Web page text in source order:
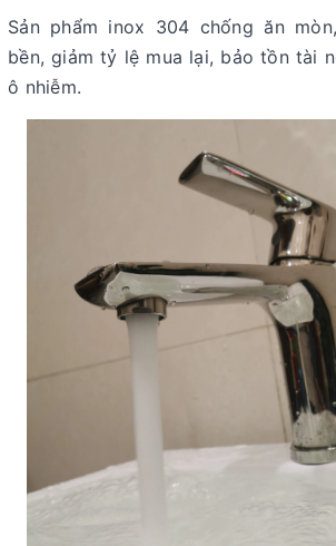
Sản phẩm inox 304 chống ăn
bền, giảm tỷ lệ mua lại, bảo tồn tài
ô nhiễm.